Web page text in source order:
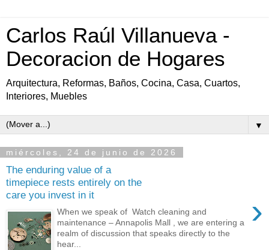
Carlos Raúl Villanueva -
Decoracion de Hogares
Arquitectura, Reformas, Baños, Cocina, Casa, Cuartos,
Interiores, Muebles
▼
miércoles, 24 de junio de 2026
The enduring value of a
timepiece rests entirely on the
care you invest in it
›
When we speak of Watch cleaning and
maintenance – Annapolis Mall , we are entering a
realm of discussion that speaks directly to the
hear...